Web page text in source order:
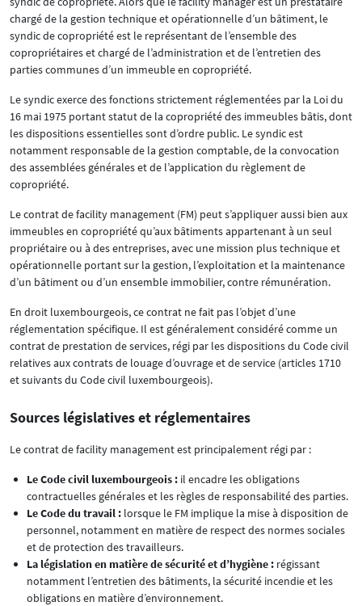
chargé de la gestion technique et opérationnelle d’un bâtiment, le
syndic de copropriété est le représentant de l’ensemble des
copropriétaires et chargé de l’administration et de l’entretien des
parties communes d’un immeuble en copropriété.
Le syndic exerce des fonctions strictement réglementées par la Loi du
16 mai 1975 portant statut de la copropriété des immeubles bâtis, dont
les dispositions essentielles sont d’ordre public. Le syndic est
notamment responsable de la gestion comptable, de la convocation
des assemblées générales et de l’application du règlement de
copropriété.
Le contrat de facility management (FM) peut s’appliquer aussi bien aux
immeubles en copropriété qu’aux bâtiments appartenant à un seul
propriétaire ou à des entreprises, avec une mission plus technique et
opérationnelle portant sur la gestion, l’exploitation et la maintenance
d’un bâtiment ou d’un ensemble immobilier, contre rémunération.
En droit luxembourgeois, ce contrat ne fait pas l’objet d’une
réglementation spécifique. Il est généralement considéré comme un
contrat de prestation de services, régi par les dispositions du Code civil
relatives aux contrats de louage d’ouvrage et de service (articles 1710
et suivants du Code civil luxembourgeois).
Sources législatives et réglementaires
Le contrat de facility management est principalement régi par :
Le Code civil luxembourgeois : il encadre les obligations
contractuelles générales et les règles de responsabilité des parties.
Le Code du travail : lorsque le FM implique la mise à disposition de
personnel, notamment en matière de respect des normes sociales
et de protection des travailleurs.
La législation en matière de sécurité et d’hygiène : régissant
notamment l’entretien des bâtiments, la sécurité incendie et les
obligations en matière d’environnement.